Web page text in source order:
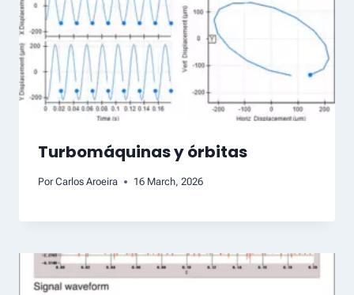
Turbomáquinas y órbitas
Por Carlos Aroeira 16 March, 2026